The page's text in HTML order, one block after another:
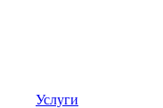
Услуги